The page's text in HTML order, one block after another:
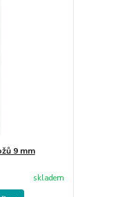
9 mm
skladem